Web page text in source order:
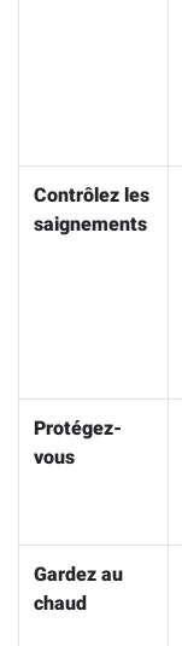
Contrôlez les
saignements
Protégez-
vous
Gardez au
chaud